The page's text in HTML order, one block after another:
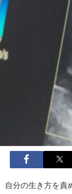
自分の生き方を責